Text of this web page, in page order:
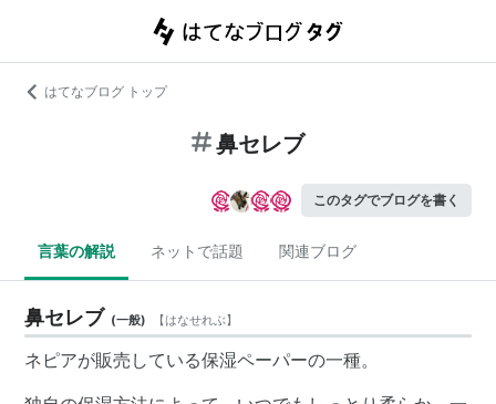
はてなブログ トップ
鼻セレブ
このタグでブログを書く
言葉の解説 ネットで話題 関連ブログ
鼻セレブ (一般) 【はなせれぶ】
ネピアが販売している保湿ペーパーの一種。